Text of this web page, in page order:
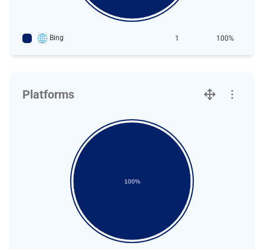
Bing 1 100%
Platforms
100%